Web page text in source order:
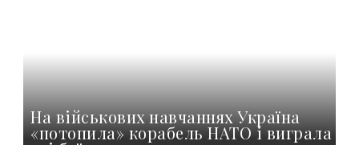
На військових навчаннях Україна
«потопила» корабель НАТО і виграла